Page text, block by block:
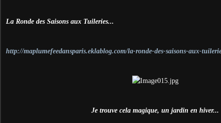
La Ronde des Saisons aux Tuileries...
http://maplumefeedansparis.eklablog.com/la-ronde-des-saisons-aux-
Je trouve cela magique, un jardin en hiver...